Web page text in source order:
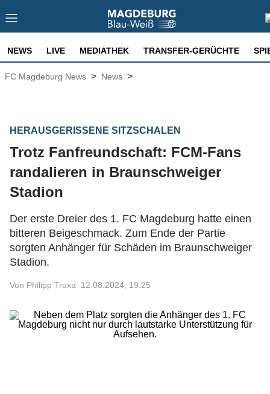
NEWS LIVE MEDIATHEK TRANSFER-GERÜCHTE
FC Magdeburg News > News >
HERAUSGERISSENE SITZSCHALEN
Trotz Fanfreundschaft: FCM-Fans
randalieren in Braunschweiger
Stadion
Der erste Dreier des 1. FC Magdeburg hatte einen
bitteren Beigeschmack. Zum Ende der Partie
sorgten Anhänger für Schäden im Braunschweiger
Stadion.
Von Philipp Truxa 12.08.2024, 19:25